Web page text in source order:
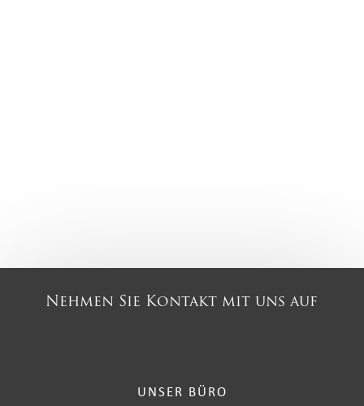
Nehmen Sie Kontakt mit uns auf
UNSER BÜRO